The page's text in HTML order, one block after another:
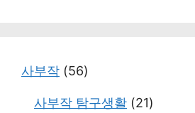
사부작 (56)
사부작 탐구생활 (21)